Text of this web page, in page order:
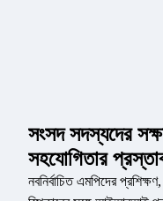
সংসদ সদস্যদের
সহযোগিতার
নবনির্বাচিত এমপিদের